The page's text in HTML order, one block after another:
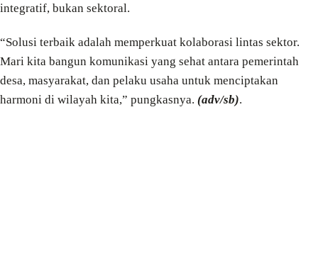
integratif, bukan sektoral.
“Solusi terbaik adalah memperkuat kolaborasi lintas sektor.
Mari kita bangun komunikasi yang sehat antara pemerintah
desa, masyarakat, dan pelaku usaha untuk menciptakan
harmoni di wilayah kita,” pungkasnya. (adv/sb).